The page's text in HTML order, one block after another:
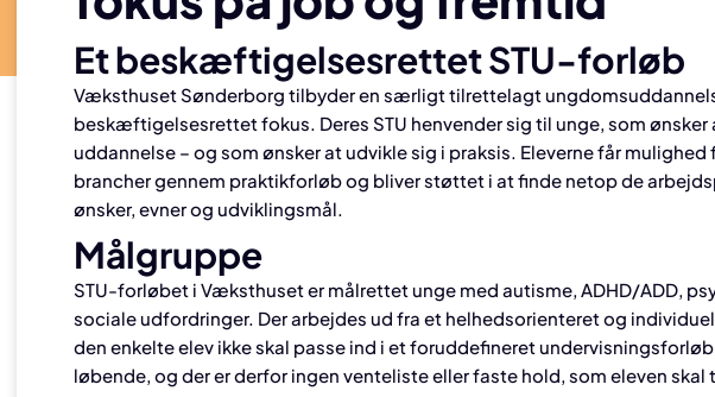
Et beskæftigelsesrettet STU-forløb
Væksthuset Sønderborg tilbyder en særligt tilrettelagt
beskæftigelsesrettet fokus. Deres STU henvender sig til unge, som
uddannelse – og som ønsker at udvikle sig i praksis. Eleverne får
brancher gennem praktikforløb og bliver støttet i at finde netop de
ønsker, evner og udviklingsmål.
Målgruppe
STU-forløbet i Væksthuset er målrettet unge med autisme, ADHD/ADD,
sociale udfordringer. Der arbejdes ud fra et helhedsorienteret og
den enkelte elev ikke skal passe ind i et foruddefineret
løbende, og der er derfor ingen venteliste eller faste hold, som eleven skal